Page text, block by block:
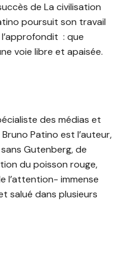
de La civilisation
poursuit son travail
: que
voie libre et apaisée.
des médias et
Patino est l’auteur,
Gutenberg, de
du poisson rouge,
l’attention- immense
salué dans plusieurs